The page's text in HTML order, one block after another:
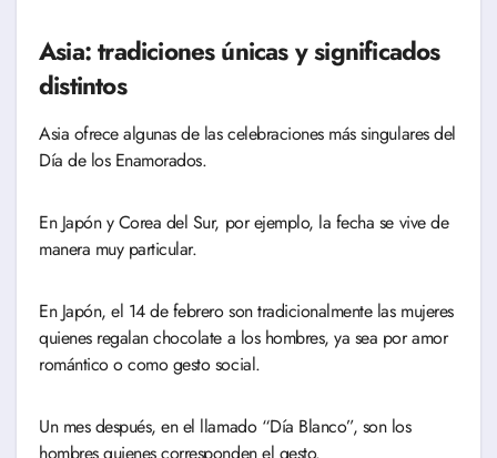
Asia: tradiciones únicas y significados
distintos
Asia ofrece algunas de las celebraciones más singulares del
Día de los Enamorados.
En Japón y Corea del Sur, por ejemplo, la fecha se vive de
manera muy particular.
En Japón, el 14 de febrero son tradicionalmente las mujeres
quienes regalan chocolate a los hombres, ya sea por amor
romántico o como gesto social.
Un mes después, en el llamado “Día Blanco”, son los